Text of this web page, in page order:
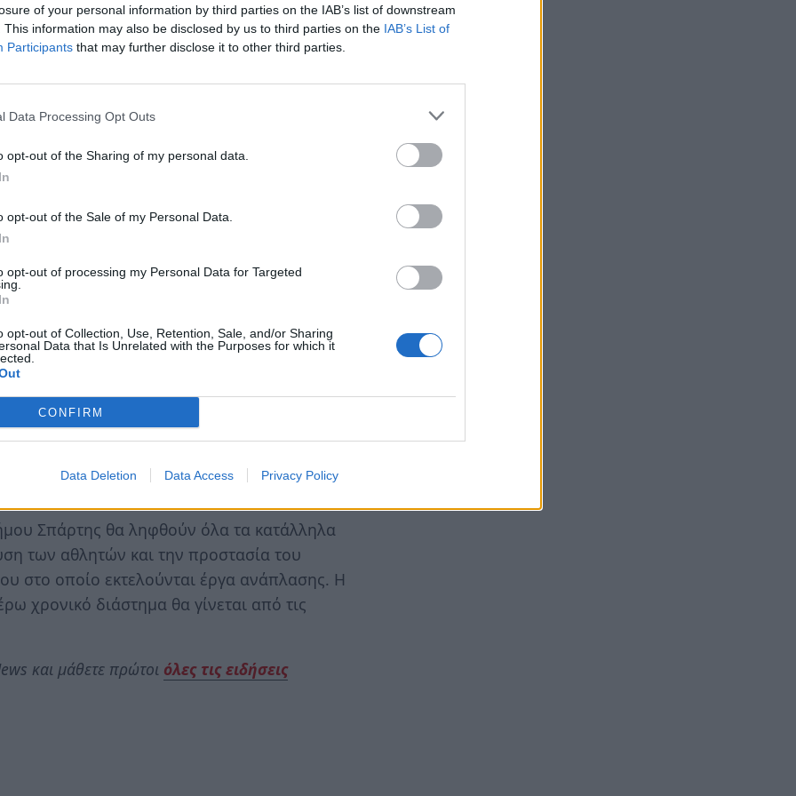
of your personal information by third parties on the IAB’s list of downstream
This information may also be disclosed by us to third parties on the IAB’s List of
Participants that may further disclose it to other third parties.
Data Processing Opt Outs
opt-out of the Sharing of my personal data.
opt-out of the Sale of my Personal Data.
opt-out of processing my Personal Data for Targeted
opt-out of Collection, Use, Retention, Sale, and/or Sharing
Data that Is Unrelated with the Purposes for which it
CONFIRM
Data Deletion Data Access Privacy Policy
ρυθμίσεις από το πρωί της
2025 κυκλοφοριακές ρυθμίσεις
του «43ου Σπάρταθλον by Altion
υπερμαραθώνιου να τερματίζουν
θα τεθεί σε ισχύ η προσωρινή διακοπή
οχημάτων από ώρα 07:00 μέχρι ώρα 19:00
από νότο προς βορρά και στο τμήμα
Θερμοπυλών,
και στο τμήμα αυτής μεταξύ των
μεταξύ των καθέτων: Αγίου Νίκωνος και
Σπάρτης θα ληφθούν όλα τα κατάλληλα
των αθλητών και την προστασία του
στο οποίο εκτελούνται έργα ανάπλασης. Η
χρονικό διάστημα θα γίνεται από τις
και μάθετε πρώτοι όλες τις ειδήσεις